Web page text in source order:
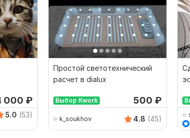
000 ₽
5.0 (53)
Простой светотехнический
расчет в dialux
Выбор Kwork 500 ₽
k_soukhov 4.8 (45)